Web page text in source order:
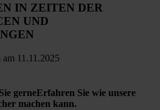
IN ZEITEN DER
UND
am 11.11.2025
gerneErfahren Sie wie unsere
machen kann.